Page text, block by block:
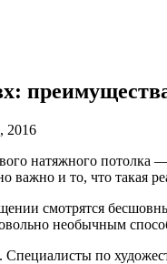
2016
натяжного
важно и то, что такая
смотрятся
необычным
Специалисты по